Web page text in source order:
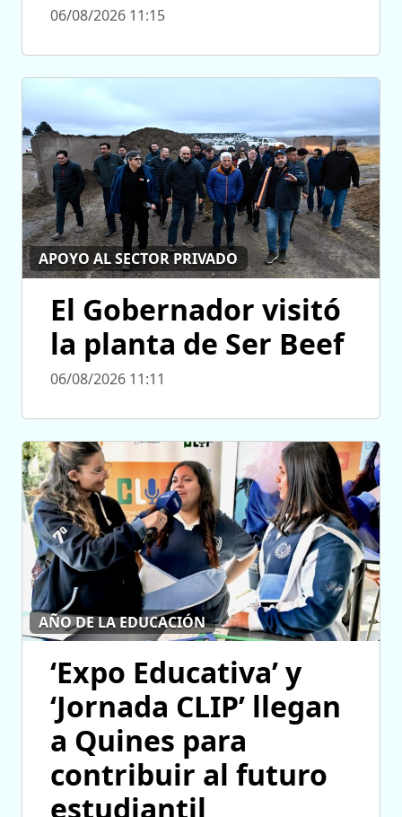
06/08/2026 11:15
APOYO AL SECTOR PRIVADO
El Gobernador visitó
la planta de Ser Beef
06/08/2026 11:11
AÑO DE LA EDUCACIÓN
‘Expo Educativa’ y
‘Jornada CLIP’ llegan
a Quines para
contribuir al futuro
estudiantil